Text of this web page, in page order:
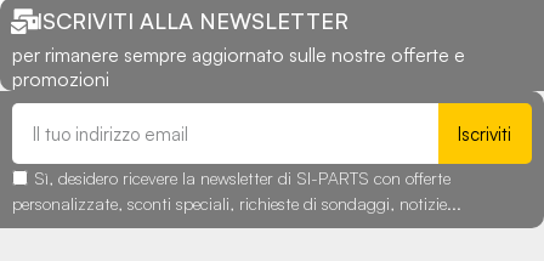
ISCRIVITI ALLA NEWSLETTER
per rimanere sempre aggiornato sulle nostre offerte e
promozioni
Iscriviti
Sì, desidero ricevere la newsletter di SI-PARTS con offerte
personalizzate, sconti speciali, richieste di sondaggi, notizie...